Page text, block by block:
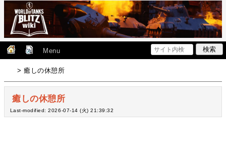
Menu
> 癒しの休憩所
癒しの休憩所
Last-modified: 2026-07-14 (火) 21:39:32